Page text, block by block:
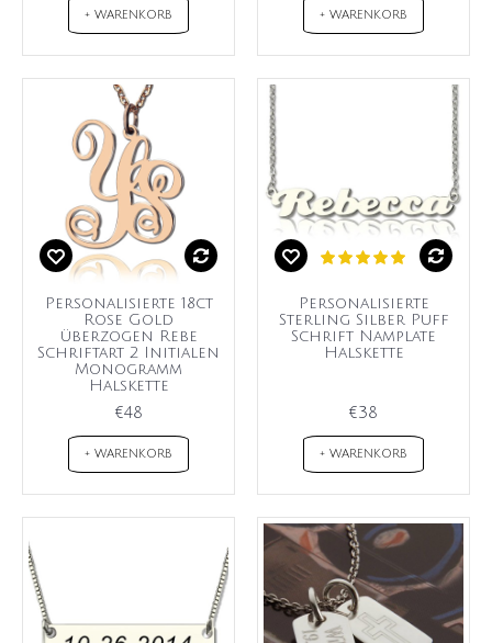
+ WARENKORB + WARENKORB
Personalisierte 18ct
Rose Gold
überzogen Rebe
Schriftart 2 Initialen
Monogramm
Halskette
€48
+ WARENKORB
Personalisierte
Sterling Silber Puff
Schrift Namplate
Halskette
€38
+ WARENKORB